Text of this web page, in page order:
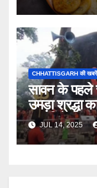
CHHATTISGARH की खबरें
सावन के पहले
उमड़ा श्रद्धा
जलाभिषेक….
JUL 14, 2025